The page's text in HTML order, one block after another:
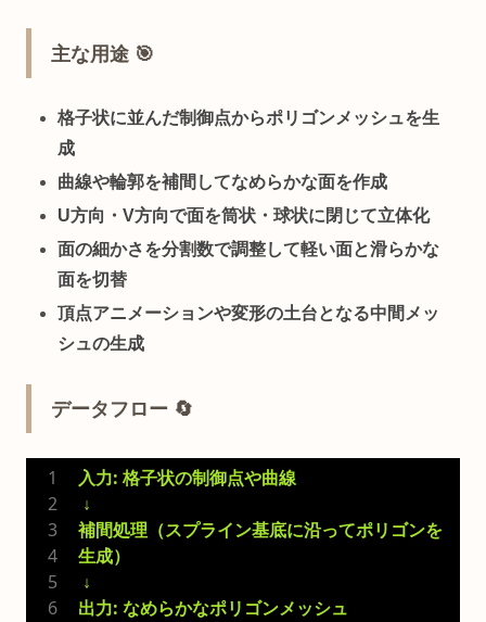
主な用途 🎯
格子状に並んだ制御点からポリゴンメッシュを生
成
曲線や輪郭を補間してなめらかな面を作成
U方向・V方向で面を筒状・球状に閉じて立体化
面の細かさを分割数で調整して軽い面と滑らかな
面を切替
頂点アニメーションや変形の土台となる中間メッ
シュの生成
データフロー 🔄
入力: 格子状の制御点や曲線
↓
補間処理（スプライン基底に沿ってポリゴンを
生成）
↓
出力: なめらかなポリゴンメッシュ